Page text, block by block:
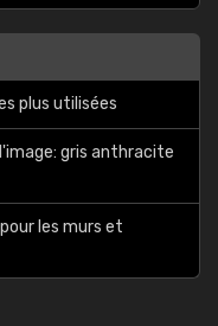
plus utilisées
gris anthracite
les murs et